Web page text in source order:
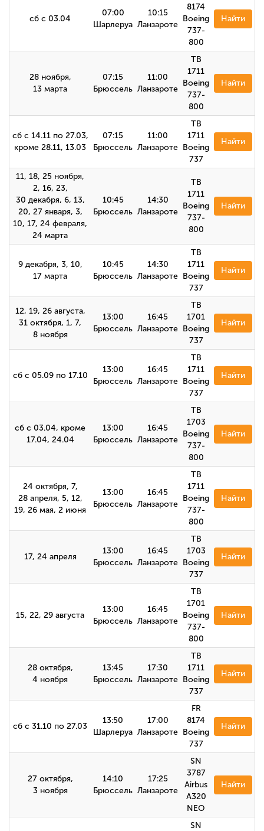
сб с 03.04
07:00
Шарлеруа
10:15
Ланзароте
8174
Boeing
737-
800
Найти
28 ноября,
13 марта
07:15
Брюссель
11:00
Ланзароте
TB
1711
Boeing
737-
800
Найти
сб с 14.11 по 27.03,
кроме 28.11, 13.03
07:15
Брюссель
11:00
Ланзароте
TB
1711
Boeing
737
Найти
11, 18, 25 ноября,
2, 16, 23,
30 декабря, 6, 13,
20, 27 января, 3,
10, 17, 24 февраля,
24 марта
10:45
Брюссель
14:30
Ланзароте
TB
1711
Boeing
737-
800
Найти
9 декабря, 3, 10,
17 марта
10:45
Брюссель
14:30
Ланзароте
TB
1711
Boeing
737
Найти
12, 19, 26 августа,
31 октября, 1, 7,
8 ноября
13:00
Брюссель
16:45
Ланзароте
TB
1701
Boeing
737
Найти
сб с 05.09 по 17.10
13:00
Брюссель
16:45
Ланзароте
TB
1711
Boeing
737
Найти
сб с 03.04, кроме
17.04, 24.04
13:00
Брюссель
16:45
Ланзароте
TB
1703
Boeing
737-
800
Найти
24 октября, 7,
28 апреля, 5, 12,
19, 26 мая, 2 июня
13:00
Брюссель
16:45
Ланзароте
TB
1711
Boeing
737-
800
Найти
17, 24 апреля
13:00
Брюссель
16:45
Ланзароте
TB
1703
Boeing
737
Найти
15, 22, 29 августа
13:00
Брюссель
16:45
Ланзароте
TB
1701
Boeing
737-
800
Найти
28 октября,
4 ноября
13:45
Брюссель
17:30
Ланзароте
TB
1711
Boeing
737
Найти
сб с 31.10 по 27.03
13:50
Шарлеруа
17:00
Ланзароте
FR
8174
Boeing
737
Найти
27 октября,
3 ноября
14:10
Брюссель
17:25
Ланзароте
SN
3787
Airbus
A320
NEO
Найти
SN